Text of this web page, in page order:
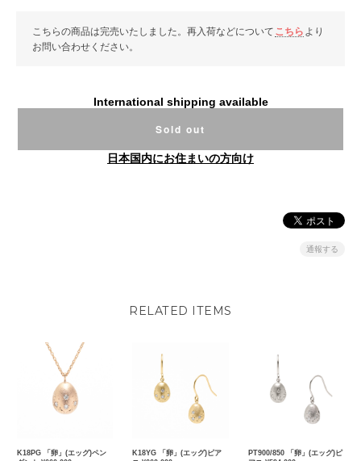
こちらの商品は完売いたしました。再入荷などについて こちら より
お問い合わせください。
International shipping available
Sold out
日本国内にお住まいの方向け
通報する
RELATED ITEMS
K18PG 「卵」(エッグ)ペン
K18YG 「卵」(エッグ)ピア
PT900/850 「卵」(エッグ)ピ